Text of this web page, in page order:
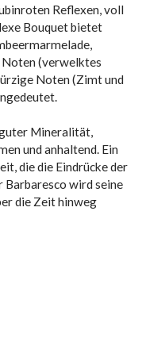
Reflexen, voll
Bouquet bietet
Noten (verwelktes
Noten (Zimt und
Mineralität,
und anhaltend. Ein
die die Eindrücke der
wird seine
die Zeit hinweg